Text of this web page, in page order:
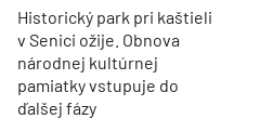
Historický park pri kaštieli
v Senici ožije. Obnova
národnej kultúrnej
pamiatky vstupuje do
ďalšej fázy